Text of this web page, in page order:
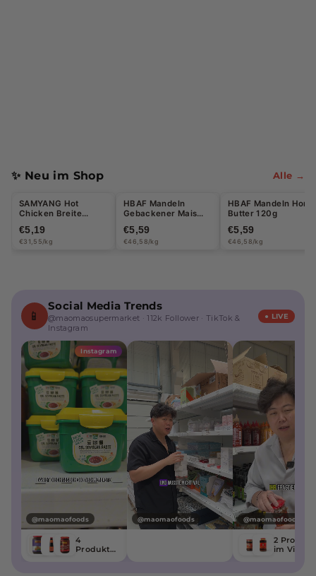
e
✨ Neu im Shop Alle →
SAMYANG Hot
Chicken Breite
Carbonara 164,5g
€5,19
€31,55/kg
HBAF Mandeln
Gebackener Mais
€5,59
€46,58/kg
HBAF Mandeln Honig
Butter 120g
€5,59
€46,58/kg
📱
Social Media Trends
@maomaosupermarket · 112k Follower · TikTok &
Instagram
● LIVE
Instagram
@maomaofoods
4
Produkte
@maomaofoods @maomaofoods
2
im Video